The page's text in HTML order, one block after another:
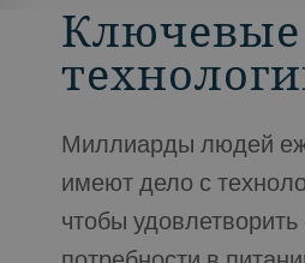
Ключевые
Миллиарды людей
имеют дело с
чтобы